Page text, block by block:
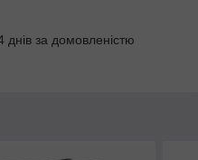
за домовленістю